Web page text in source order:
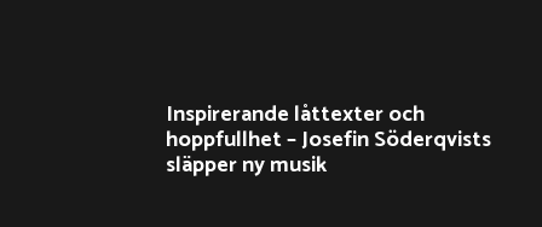
Inspirerande låttexter och
hoppfullhet – Josefin Söderqvists
släpper ny musik